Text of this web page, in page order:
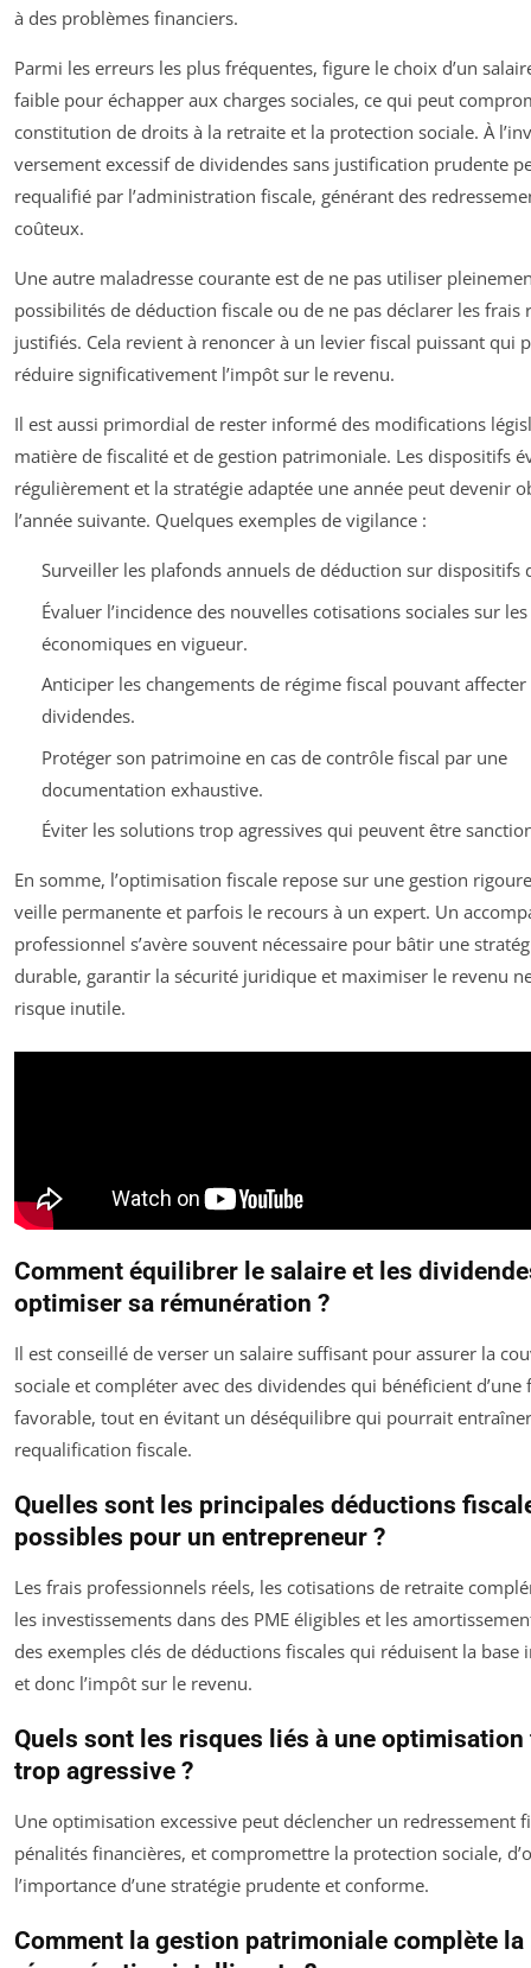
à des problèmes financiers.
Parmi les erreurs les plus fréquentes, figure le choix d’un
faible pour échapper aux charges sociales, ce qui peut
constitution de droits à la retraite et la protection sociale. À
versement excessif de dividendes sans justification prudente
requalifié par l’administration fiscale, générant des
coûteux.
Une autre maladresse courante est de ne pas utiliser
possibilités de déduction fiscale ou de ne pas déclarer les frais
justifiés. Cela revient à renoncer à un levier fiscal puissant qui
réduire significativement l’impôt sur le revenu.
Il est aussi primordial de rester informé des modifications
matière de fiscalité et de gestion patrimoniale. Les dispositifs
régulièrement et la stratégie adaptée une année peut devenir
l’année suivante. Quelques exemples de vigilance :
Surveiller les plafonds annuels de déduction sur dispositifs
Évaluer l’incidence des nouvelles cotisations sociales sur
économiques en vigueur.
Anticiper les changements de régime fiscal pouvant affecter
dividendes.
Protéger son patrimoine en cas de contrôle fiscal par une
documentation exhaustive.
Éviter les solutions trop agressives qui peuvent être
En somme, l’optimisation fiscale repose sur une gestion
veille permanente et parfois le recours à un expert. Un
professionnel s’avère souvent nécessaire pour bâtir une
durable, garantir la sécurité juridique et maximiser le revenu
risque inutile.
Comment équilibrer le salaire et les
optimiser sa rémunération ?
Il est conseillé de verser un salaire suffisant pour assurer la
sociale et compléter avec des dividendes qui bénéficient d’une
favorable, tout en évitant un déséquilibre qui pourrait
requalification fiscale.
Quelles sont les principales déductions
possibles pour un entrepreneur ?
Les frais professionnels réels, les cotisations de retraite
les investissements dans des PME éligibles et les
des exemples clés de déductions fiscales qui réduisent la base
et donc l’impôt sur le revenu.
Quels sont les risques liés à une
trop agressive ?
Une optimisation excessive peut déclencher un redressement
pénalités financières, et compromettre la protection sociale,
l’importance d’une stratégie prudente et conforme.
Comment la gestion patrimoniale complète la